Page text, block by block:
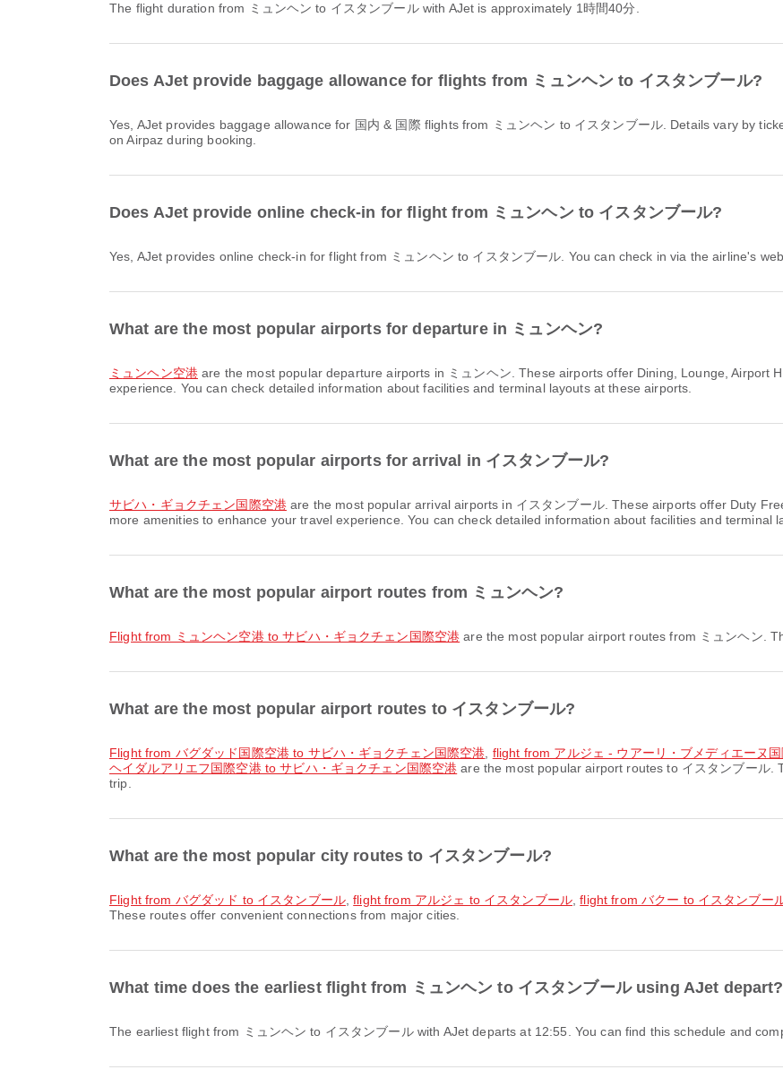
The flight duration from ミュンヘン to イスタンブール with AJet is approximately 1時間40分.
Does AJet provide baggage allowance for flights from ミュンヘン to イスタンブール?
Yes, AJet provides baggage allowance for 国内 & 国際 flights from ミュンヘン to イスタンブール. Details vary by ticket type and destination. You can view baggage details
on Airpaz during booking.
Does AJet provide online check-in for flight from ミュンヘン to イスタンブール?
Yes, AJet provides online check-in for flight from ミュンヘン to イスタンブール. You can check in via the airline's
What are the most popular airports for departure in ミュンヘン?
ミュンヘン空港are the most popular departure airports in ミュンヘン. These airports offer Dining, Lounge, Airport
experience. You can check detailed information about facilities and terminal layouts at these airports.
What are the most popular airports for arrival in イスタンブール?
サビハ・ギョクチェン国際空港are the most popular arrival airports in イスタンブール. These airports offer Duty
more amenities to enhance your travel experience. You can check detailed information about facilities and terminal
What are the most popular airport routes from ミュンヘン?
flight from ミュンヘン空港 to サビハ・ギョクチェン国際空港 are the most popular airport routes from ミュンヘン.
What are the most popular airport routes to イスタンブール?
flight from バグダッド国際空港 to サビハ・ギョクチェン国際空港 flight from アルジェ - ウアーリ・ブメディエーヌ
ヘイダルアリエフ国際空港 to サビハ・ギョクチェン国際空港 are the most popular airport routes to イスタンブール
trip.
What are the most popular city routes to イスタンブール?
flight from バグダッド to イスタンブール,flight from アルジェ to イスタンブール,flight from バクー to イスタンブー
These routes offer convenient connections from major cities.
What time does the earliest flight from ミュンヘン to イスタンブール using AJet depart?
The earliest flight from ミュンヘン to イスタンブール with AJet departs at 12:55. You can find this schedule and